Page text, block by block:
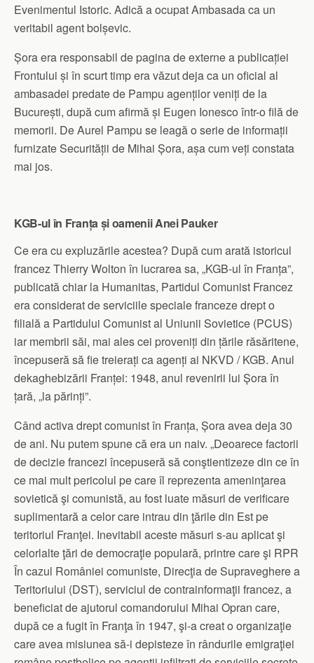
Evenimentul Istoric. Adică a ocupat Ambasada ca un
veritabil agent bolșevic.
Șora era responsabil de pagina de externe a publicației
Frontului și în scurt timp era văzut deja ca un oficial al
ambasadei predate de Pampu agenților veniți de la
București, după cum afirmă și Eugen Ionesco într-o filă de
memorii. De Aurel Pampu se leagă o serie de informații
furnizate Securității de Mihai Șora, așa cum veți constata
mai jos.
KGB-ul în Franța și oamenii Anei Pauker
Ce era cu expluzările acestea? După cum arată istoricul
francez Thierry Wolton în lucrarea sa, „KGB-ul în Franța”,
publicată chiar la Humanitas, Partidul Comunist Francez
era considerat de serviciile speciale franceze drept o
filială a Partidului Comunist al Uniunii Sovietice (PCUS)
iar membrii săi, mai ales cei proveniți din țările răsăritene,
începuseră să fie treierați ca agenți ai NKVD / KGB. Anul
dekaghebizării Franței: 1948, anul revenirii lui Șora în
țară, „la părinți”.
Când activa drept comunist în Franța, Șora avea deja 30
de ani. Nu putem spune că era un naiv. „Deoarece factorii
de decizie francezi începuseră să conştientizeze din ce în
ce mai mult pericolul pe care îl reprezenta ameninţarea
sovietică şi comunistă, au fost luate măsuri de verificare
suplimentară a celor care intrau din ţările din Est pe
teritoriul Franţei. Inevitabil aceste măsuri s-au aplicat şi
celorlalte ţări de democraţie populară, printre care şi RPR
În cazul României comuniste, Direcţia de Supraveghere a
Teritoriului (DST), serviciul de contrainformaţii francez, a
beneficiat de ajutorul comandorului Mihai Opran care,
după ce a fugit în Franţa în 1947, şi-a creat o organizaţie
care avea misiunea să-i depisteze în rândurile emigraţiei